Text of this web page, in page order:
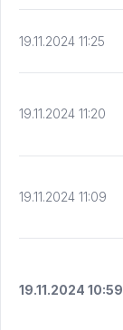
19.11.2024 11:25
19.11.2024 11:20
19.11.2024 11:09
19.11.2024 10:59